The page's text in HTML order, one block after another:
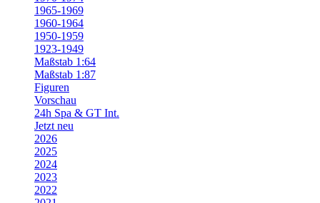
1965-1969
1960-1964
1950-1959
1923-1949
Maßstab 1:64
Maßstab 1:87
Figuren
Vorschau
24h Spa & GT Int.
Jetzt neu
2026
2025
2024
2023
2022